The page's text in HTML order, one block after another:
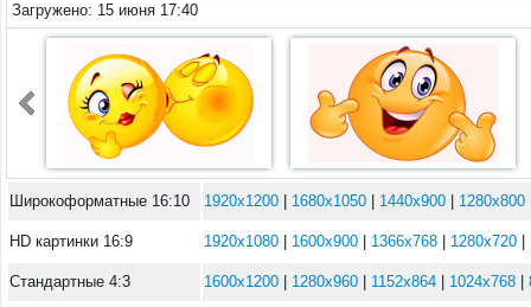
Загружено: 15 июня 17:40
Широкоформатные 16:10 1920x1200 1680x1050 1440x900 1280x800
HD картинки 16:9 1920x1080 1600x900 1366x768 1280x720
Стандартные 4:3 1600x1200 1280x960 1152x864 1024x768